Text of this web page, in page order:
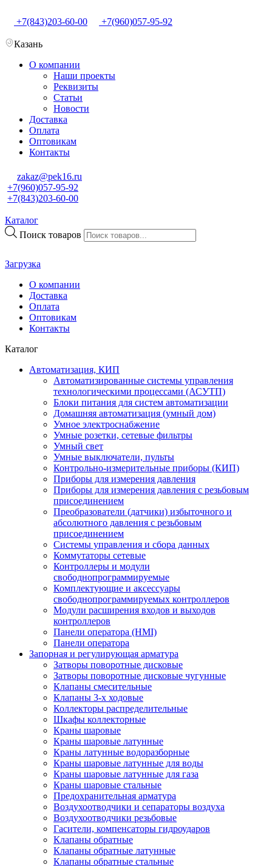
+7(843)203-60-00 +7(960)057-95-92
Казань
О компании
Наши проекты
Реквизиты
Статьи
Новости
Доставка
Оплата
Оптовикам
Контакты
zakaz@pek16.ru
+7(960)057-95-92
+7(843)203-60-00
Каталог
Поиск товаров
Загрузка
О компании
Доставка
Оплата
Оптовикам
Контакты
Каталог
Автоматизация, КИП
Автоматизированные системы управления
технологическими процессами (АСУТП)
Блоки питания для систем автоматизации
Домашняя автоматизация (умный дом)
Умное электроснабжение
Умные розетки, сетевые фильтры
Умный свет
Умные выключатели, пульты
Контрольно-измерительные приборы (КИП)
Приборы для измерения давления
Приборы для измерения давления с резьбовым
присоединением
Преобразователи (датчики) избыточного и
абсолютного давления с резьбовым
присоединением
Системы управления и сбора данных
Коммутаторы сетевые
Контроллеры и модули
свободнопрограммируемые
Комплектующие и аксессуары
свободнопрограммируемых контроллеров
Модули расширения входов и выходов
контроллеров
Панели оператора (HMI)
Панели оператора
Запорная и регулирующая арматура
Затворы поворотные дисковые
Затворы поворотные дисковые чугунные
Клапаны смесительные
Клапаны 3-х ходовые
Коллекторы распределительные
Шкафы коллекторные
Краны шаровые
Краны шаровые латунные
Краны латунные водоразборные
Краны шаровые латунные для воды
Краны шаровые латунные для газа
Краны шаровые стальные
Предохранительная арматура
Воздухоотводчики и сепараторы воздуха
Воздухоотводчики резьбовые
Гасители, компенсаторы гидроударов
Клапаны обратные
Клапаны обратные латунные
Клапаны обратные стальные